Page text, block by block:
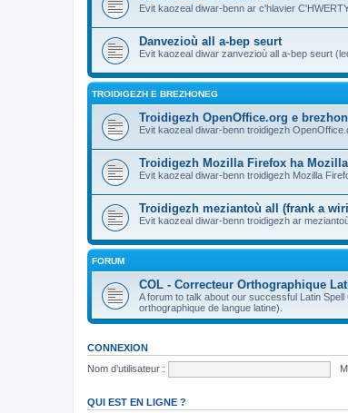
Evit kaozeal diwar-benn ar c'hlavier
Danvezioù all a-bep seurt
Evit kaozeal diwar zanvezioù all a-bep seurt
TROIDIGEZH E BREZHONEG
Troidigezh OpenOffice.org e
Evit kaozeal diwar-benn troidigezh
Troidigezh Mozilla Firefox ha
Evit kaozeal diwar-benn troidigezh Mozilla
Troidigezh meziantoù all (frank a
Evit kaozeal diwar-benn troidigezh ar
FORUM
COL - Correcteur Orthographique
A forum to talk about our successful Latin
orthographique de langue latine).
CONNEXION
Nom d’utilisateur :
QUI EST EN LIGNE ?